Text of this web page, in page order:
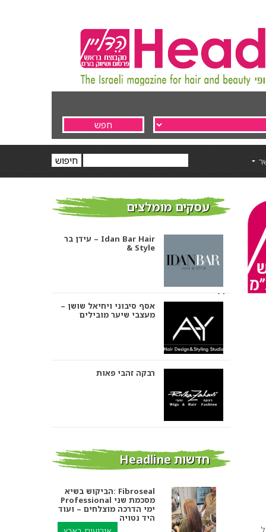
עסקים מומלצים
עידן בר – Idan Bar Hair
& Style
אסף סיבוני ויחיאל שושן –
מעצבי שיער מובילים
רבקה זהבי פאות
אורטל אדרי עיצוב שיער
חדשות Headline
הביקוש בשיא: Fibroseal
Professional מסכמת שני
ימי הדרכה מוצלחים – ועוד
היד נטויה